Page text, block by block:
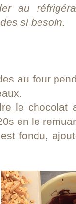
au
si besoin.
au four
le chocolat
en le
fondu,